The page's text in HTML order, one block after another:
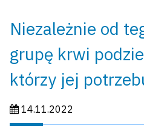
Niezależnie od
grupę krwi
którzy jej
Data publikacji:
14.11.2022